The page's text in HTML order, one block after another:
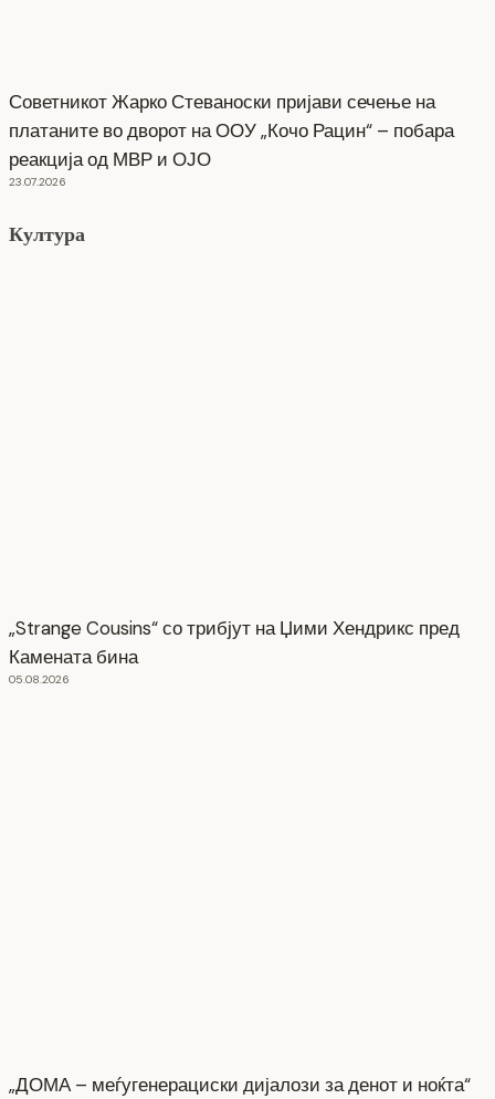
Советникот Жарко Стеваноски пријави сечење на
платаните во дворот на ООУ „Кочо Рацин“ – побара
реакција од МВР и ОЈО
23.07.2026
Култура
„Strange Cousins“ со трибјут на Џими Хендрикс пред
Камената бина
05.08.2026
„ДОМА – меѓугенерациски дијалози за денот и ноќта“